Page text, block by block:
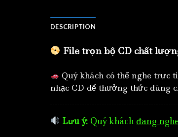
DESCRIPTION
File trọn bộ CD chất
Quý khách có thể nghe trực
nhạc CD để thưởng thức đúng
Lưu ý: Quý khách đang